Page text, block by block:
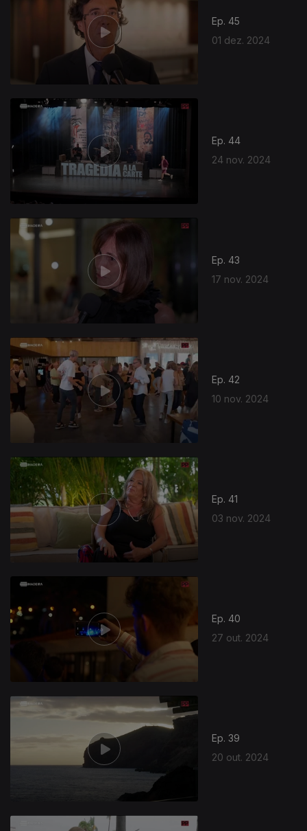
Ep. 45
01 dez. 2024
Ep. 44
24 nov. 2024
Ep. 43
17 nov. 2024
Ep. 42
10 nov. 2024
Ep. 41
03 nov. 2024
Ep. 40
27 out. 2024
Ep. 39
20 out. 2024
800983